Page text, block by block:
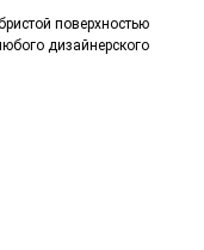
поверхностью
дизайнерского